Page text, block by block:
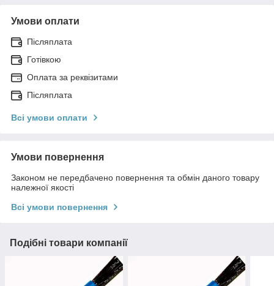
Умови оплати
Післяплата
Готівкою
Оплата за реквізитами
Післяплата
Всі умови оплати
Умови повернення
Законом не передбачено повернення та обмін даного товару
належної якості
Всі умови повернення
Подібні товари компанії